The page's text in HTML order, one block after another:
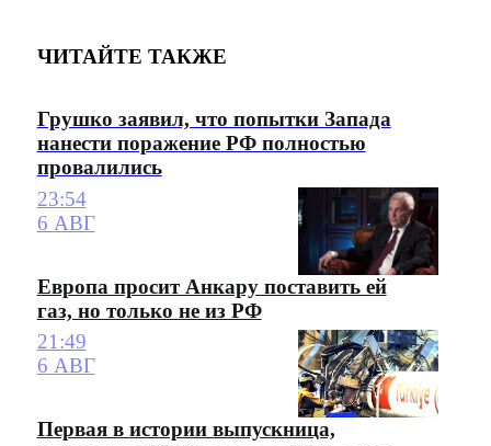
ЧИТАЙТЕ ТАКЖЕ
Грушко заявил, что попытки Запада
нанести поражение РФ полностью
провалились
23:54
6 АВГ
Европа просит Анкару поставить ей
газ, но только не из РФ
21:49
6 АВГ
Первая в истории выпускница,